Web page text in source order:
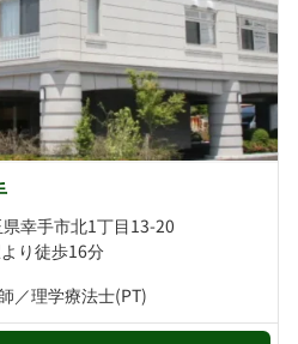
幸手市北1丁目13-20
り徒歩16分
／理学療法士(PT)